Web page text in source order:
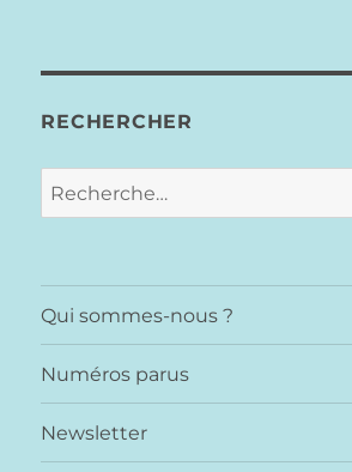
RECHERCHER
Recherche
pour :
Qui sommes-nous ?
Numéros parus
Newsletter